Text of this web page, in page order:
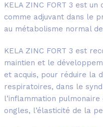
KELA ZINC FORT 3 est
comme adjuvant dans le
au métabolisme normal
KELA ZINC FORT 3 est
maintien et le
et acquis, pour réduire la
respiratoires, dans le
l’inflammation
ongles, l’élasticité de la